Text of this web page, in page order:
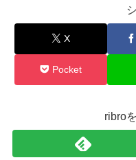
X
Pocket
ribro